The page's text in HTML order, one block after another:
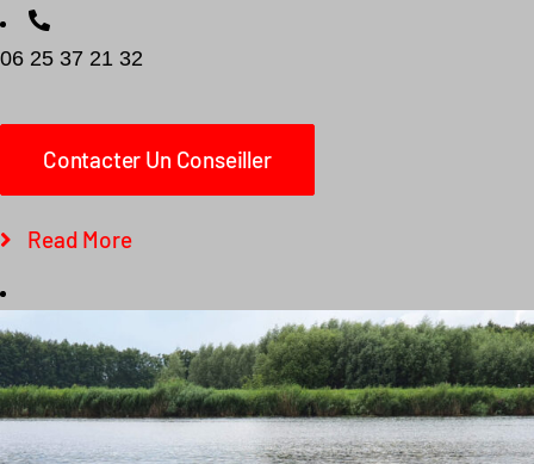
06 25 37 21 32
Contacter Un Conseiller
Read More